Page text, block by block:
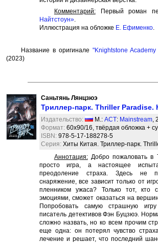
Комментарий:Первый роман
Найтстоун».
Иллюстрация на обложке Е. Ефименко.
Название в оригинале "Knightstone
(2023)
Саньтянь Лянцзюэ
Триллер-парк. Thriller Paradise.
Издательство: М.: АСТ: Mainstream,
Формат: 60x90/16, твёрдая обложка +
ISBN: 978-5-17-188278-5
Серия: Хиты Китая. Триллер-парк.
Аннотация:Добро пожаловать в
просто игра, а настоящее
преодоление страха. Здесь не
снаряжение, все зависит только от
пленником ужаса? Только тот, кто
эмоциями, сможет оказаться на
Попробовать самую страшную
писатель детективов Фэн Буцзюэ.
сложно назвать, но ко всем прочим
еще одна: он потерял чувство
лечение и решает, что последний